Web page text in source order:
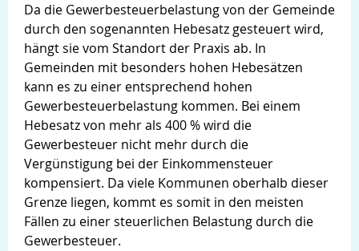
Da die Gewerbesteuerbelastung von der Gemeinde
durch den sogenannten Hebesatz gesteuert wird,
hängt sie vom Standort der Praxis ab. In
Gemeinden mit besonders hohen Hebesätzen
kann es zu einer entsprechend hohen
Gewerbesteuerbelastung kommen. Bei einem
Hebesatz von mehr als 400 % wird die
Gewerbesteuer nicht mehr durch die
Vergünstigung bei der Einkommensteuer
kompensiert. Da viele Kommunen oberhalb dieser
Grenze liegen, kommt es somit in den meisten
Fällen zu einer steuerlichen Belastung durch die
Gewerbesteuer.